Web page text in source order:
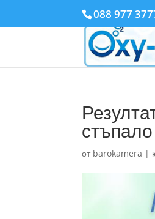
088 977
стъпало
от barokamera |